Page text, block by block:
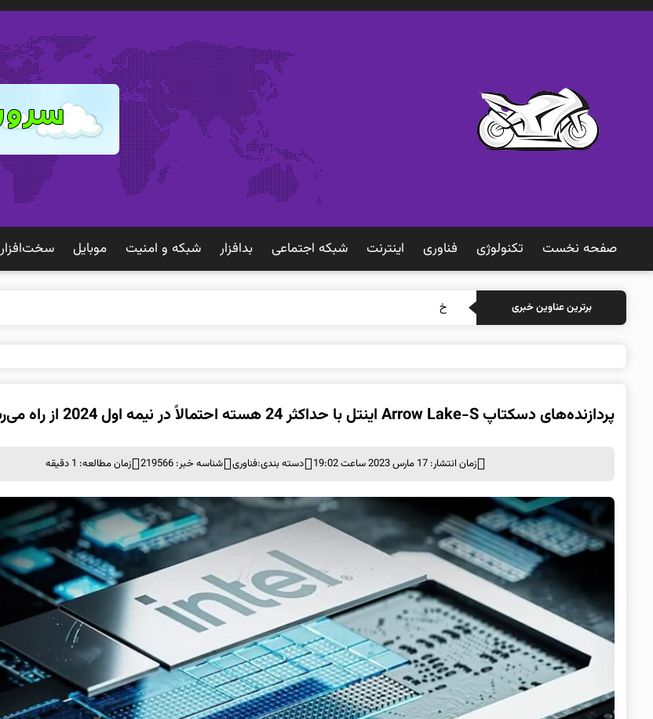
صفحه نخست تکنولوژی فناوری اينترنت شبكه اجتماعی بدافزار شبكه و امنيت موبايل سخت‌افزار
برترین عناوین خبری خرید بیمه: سنتی
پردازنده‌های دسکتاپ Arrow Lake-S اینتل با حداکثر 24 هسته احتمالاً در نیمه اول 2024 از راه می‌رسند
زمان انتشار: 17 مارس 2023 ساعت 19:02 دسته بندی:فناوری شناسه خبر: 219566 زمان مطالعه: 1 دقیقه